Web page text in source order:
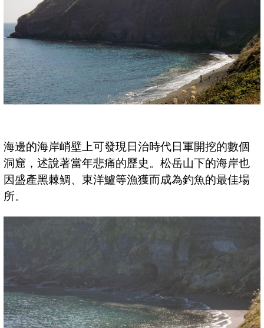
海邊的海岸峭壁上可發現日治時代日軍開挖的數個
洞窟，述說著當年悲痛的歷史。松岳山下的海岸也
因盛產黑棘鲷、東洋鱸等漁獲而成為釣魚的最佳場
所。